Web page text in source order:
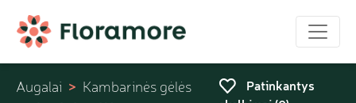
Augalai Kambarinės gėlės
Patinkantys